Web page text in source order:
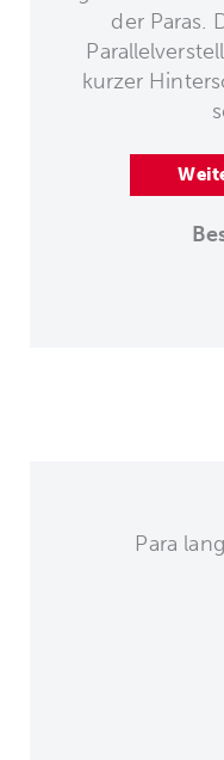
der Paras.
kurzer
Para